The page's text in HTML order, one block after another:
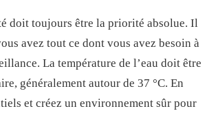
doit toujours être la priorité absolue. Il
avez tout ce dont vous avez besoin à
La température de l’eau doit être
généralement autour de 37 °C. En
et créez un environnement sûr pour